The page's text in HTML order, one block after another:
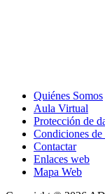
Quiénes Somos
Aula Virtual
Protección de
Condiciones de
Contactar
Enlaces web
Mapa Web